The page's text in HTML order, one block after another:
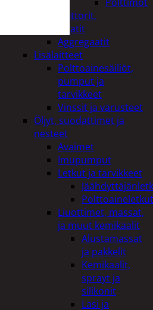
Irtomoottorit,
aggregaatit
Aggregaatit
Lisälaitteet
Polttoainesäiliöt,
pumput ja
tarvikkeet
Vinssit ja varusteet
Öljyt, suodattimet ja
nesteet
Avaimet
Imupumput
Letkut ja tarvikkeet
Polttoaineletkut
Liuottimet, massat,
ja muut kemikaalit
Alustamassat
ja pakkelit
Kemikaalit,
sprayt ja
silikonit
Lasi ja